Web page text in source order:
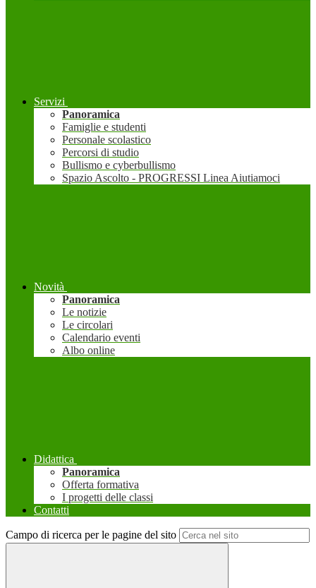
Servizi
Panoramica
Famiglie e studenti
Personale scolastico
Percorsi di studio
Bullismo e cyberbullismo
Spazio Ascolto - PROGRESSI Linea Aiutiamoci
Novità
Panoramica
Le notizie
Le circolari
Calendario eventi
Albo online
Didattica
Panoramica
Offerta formativa
I progetti delle classi
Contatti
Campo di ricerca per le pagine del sito